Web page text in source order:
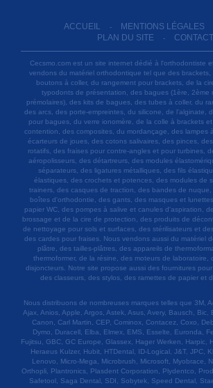
ACCUEIL - MENTIONS LÉGALES
PLAN DU SITE - CONTACT
Cecsmo.com est un site internet dédié à l'orthodontiste
vendons du matériel orthodontique tel que des brackets,
boutons à coller, du rangement pour brackets, de la
typodonts de présentation, des bagues (1ère, 2ème
prémolaires), des kits de bagues, des tubes à coller, du
des arcs, des porte-empreintes, du silicone, de l'alginate,
pour bagues, du verre ionomère, de la colle à brackets
contention, des composites, du mordançage, des lampes
écarteurs de joues, des cotons salivaires, des pinces,
rotatifs, des fraises pour contre-angles et pour turbines,
aéropolisseurs, des détartreurs, des modules
séparateurs, des ligatures métalliques, des fils
élastiques, des crochets et potences, des modules de
trainers, des casques de traction, des bandes de
boîtes d'orthodontie, des gants, des masques et
papier WC, des pompes à salive et canules d'aspiration,
brossage et de la cire de protection, des produits de
de nettoyage pour sols et surfaces, des stérilisateurs et
des cardes pour fraises. Nous vendons aussi du matériel
plâtre, des tailles-plâtres, des appareils de
thermoformer, de la résine, des moteurs de laboratoire,
disjoncteurs. Notre site propose aussi des fournitures
des classeurs, des stylos, des ramettes de papier et
Nous distribuons de nombreuses marques telles que 3M,
Ajax, Anios, Apple, Argos, Astek, Asus, Avery, Bausch, Bic,
Canon, Carl Martin, CEP, Cominox, Contacez, Coxo,
Dymo, Duracell, Elba, Elmex, EMS, Esselte, Euronda,
Fujitsu, GBC, GC Europe, Glassex, Hager Werken, Harpic,
Heraeus Kulzer, Hubit, HTDental, ID-Logical, J&T, JPC,
Lenovo, Micro-Mega, Microbrush, Microsoft, Myobrace,
Orthopli, Plantronics, Plasdent Corporation, Plydentco,
Safetool, Saga Dental, SDI, Sobytek, Speed Dental,